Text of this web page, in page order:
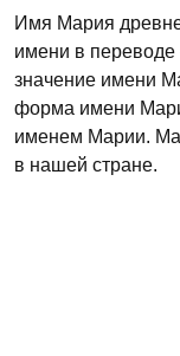
Имя Мария
имени в
значение имени
форма имени
именем Марии.
в нашей стране.